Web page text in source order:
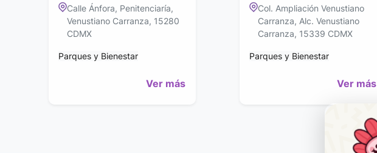
Calle Ánfora, Penitenciaría,
Venustiano Carranza, 15280
CDMX
Parques y Bienestar
Ver más
Col. Ampliación Venustiano
Carranza, Alc. Venustiano
Carranza, 15339 CDMX
Parques y Bienestar
Ver más